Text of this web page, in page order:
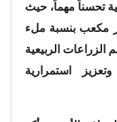
تحسناً مهماً، حيث
حوالي 16 مليار متر مكعب بنسبة ملء
الزراعات الربيعية
استمرارية